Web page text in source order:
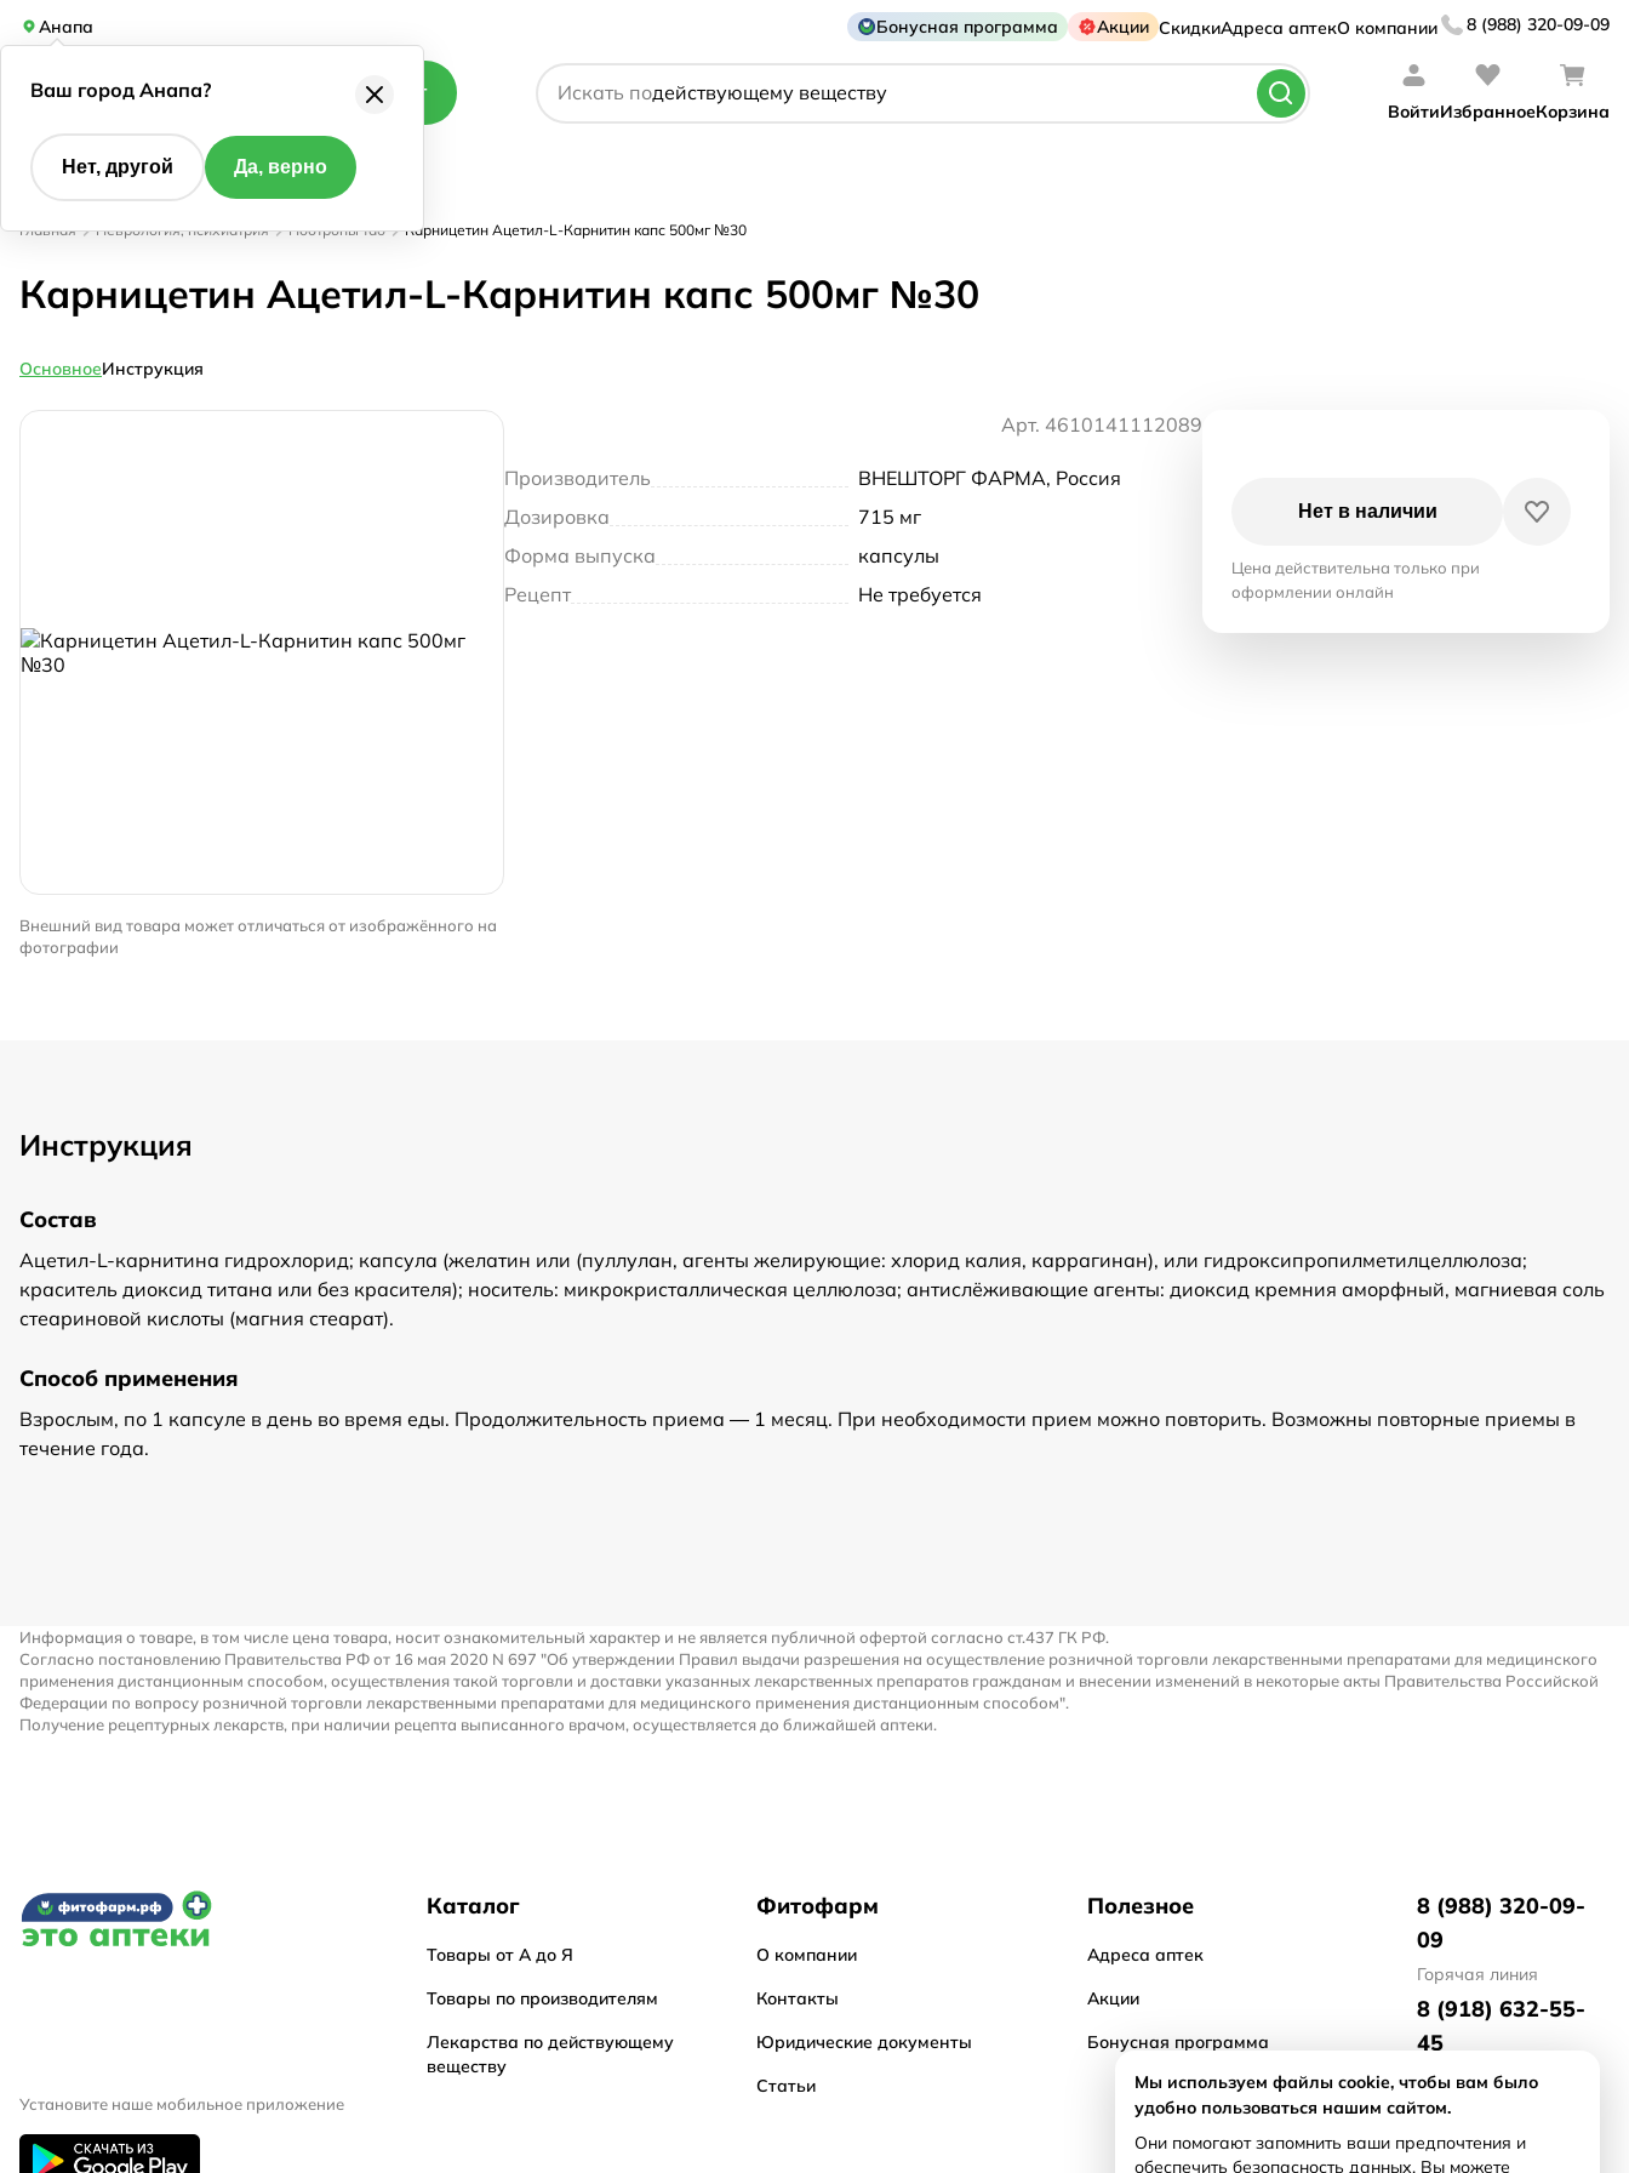
Анапа Бонусная программа Акции СкидкиАдреса аптекО компании 8 (988) 320-09-09
Каталог Искать по
названию препарата
действующему веществу
ВойтиИзбранноеКорзина
Главная Неврология, психиатрия Ноотропы таб Карницетин Ацетил-L-Карнитин капс 500мг №30
Карницетин Ацетил-L-Карнитин капс 500мг №30
ОсновноеИнструкция
Внешний вид товара может отличаться от изображённого на
фотографии
Арт. 4610141112089
Производитель
ВНЕШТОРГ ФАРМА, Россия
Дозировка
715 мг
Форма выпуска
капсулы
Рецепт
Не требуется
Нет в наличии
Цена действительна только при
оформлении онлайн
Инструкция
Состав
Ацетил-L-карнитина гидрохлорид; капсула (желатин или (пуллулан, агенты желирующие: хлорид калия, каррагинан), или гидроксипропилметилцеллюлоза;
краситель диоксид титана или без красителя); носитель: микрокристаллическая целлюлоза; антислёживающие агенты: диоксид кремния аморфный, магниевая соль
стеариновой кислоты (магния стеарат).
Способ применения
Взрослым, по 1 капсуле в день во время еды. Продолжительность приема — 1 месяц. При необходимости прием можно повторить. Возможны повторные приемы в
течение года.
Информация о товаре, в том числе цена товара, носит ознакомительный характер и не является публичной офертой согласно ст.437 ГК РФ.
Согласно постановлению Правительства РФ от 16 мая 2020 N 697 "Об утверждении Правил выдачи разрешения на осуществление розничной торговли лекарственными препаратами для медицинского
применения дистанционным способом, осуществления такой торговли и доставки указанных лекарственных препаратов гражданам и внесении изменений в некоторые акты Правительства Российской
Федерации по вопросу розничной торговли лекарственными препаратами для медицинского применения дистанционным способом".
Получение рецептурных лекарств, при наличии рецепта выписанного врачом, осуществляется до ближайшей аптеки.
Установите наше мобильное приложение
Каталог
Товары от А до Я
Товары по производителям
Лекарства по действующему
веществу
Фитофарм
О компании
Контакты
Юридические документы
Статьи
Полезное
Адреса аптек
Акции
Бонусная программа
8 (988) 320-09-
09
Горячая линия
8 (918) 632-55-
45
отдел маркетинга
8 (918) 476-21-
71
Мы используем файлы cookie, чтобы вам было
удобно пользоваться нашим сайтом.
Они помогают запомнить ваши предпочтения и
обеспечить безопасность данных. Вы можете
Ваш город Анапа?
Нет, другой Да, верно